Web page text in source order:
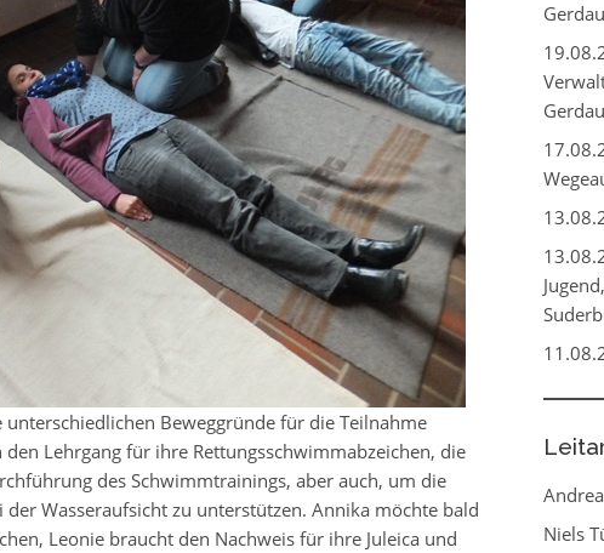
Beweggründe für die Teilnahme
Lehrgang für ihre Rettungsschwimmabzeichen, die
des Schwimmtrainings, aber auch, um die
Wasseraufsicht zu unterstützen. Annika möchte bald
Leonie braucht den Nachweis für ihre Juleica und
Gerdau
Gerdau
Niels